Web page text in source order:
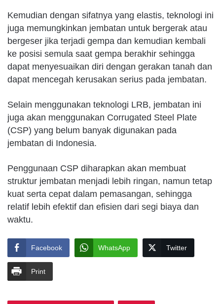
Kemudian dengan sifatnya yang elastis, teknologi ini
juga memungkinkan jembatan untuk bergerak atau
bergeser jika terjadi gempa dan kemudian kembali
ke posisi semula saat gempa berakhir sehingga
dapat menyesuaikan diri dengan gerakan tanah dan
dapat mencegah kerusakan serius pada jembatan.
Selain menggunakan teknologi LRB, jembatan ini
juga akan menggunakan Corrugated Steel Plate
(CSP) yang belum banyak digunakan pada
jembatan di Indonesia.
Penggunaan CSP diharapkan akan membuat
struktur jembatan menjadi lebih ringan, namun tetap
kuat serta cepat dalam pemasangan, sehingga
relatif lebih efektif dan efisien dari segi biaya dan
waktu.
Facebook WhatsApp Twitter
Print